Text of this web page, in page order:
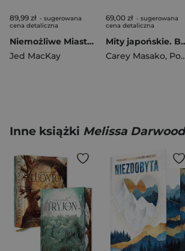
89,99 zł - sugerowana
cena detaliczna
Niemożliwe Miasto. Avengers. Tom 1
Jed MacKay
69,00 zł - sugerowana
cena detaliczna
Mity japońskie. Bogowie,
Carey Masako, Ponder Katie
Inne książki Melissa Darwood